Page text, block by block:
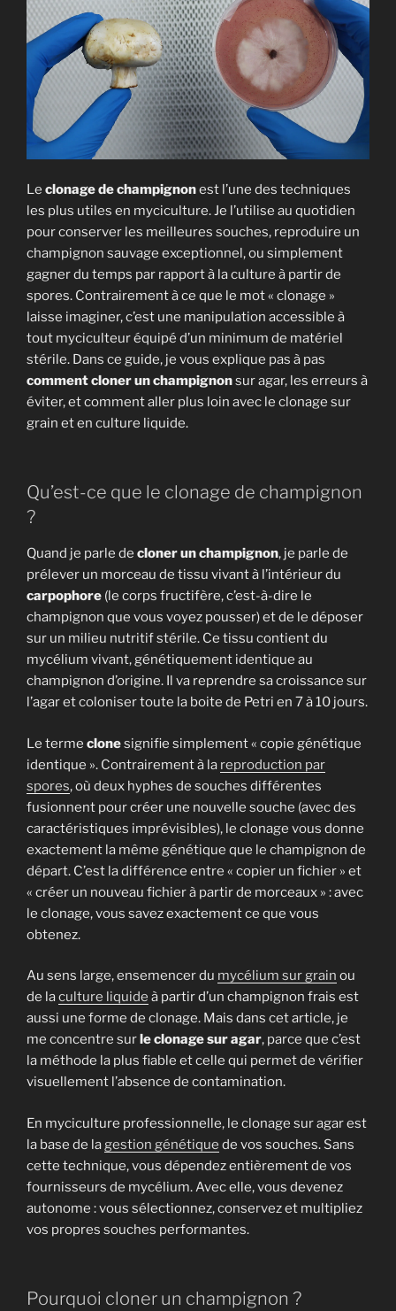
pousser
des
champignons
[Tutoriel] »
Le clonage de champignonest l’une des techniques
les plus utiles en myciculture. Je l’utilise au quotidien
pour conserver les meilleures souches, reproduire un
champignon sauvage exceptionnel, ou simplement
gagner du temps par rapport à la culture à partir de
spores. Contrairement à ce que le mot « clonage »
laisse imaginer, c’est une manipulation accessible à
tout myciculteur équipé d’un minimum de matériel
stérile. Dans ce guide, je vous explique pas à pas
comment cloner un champignonsur agar, les erreurs à
éviter, et comment aller plus loin avec le clonage sur
grain et en culture liquide.
Qu’est-ce que le clonage de champignon
?
Quand je parle de cloner un champignon, je parle de
prélever un morceau de tissu vivant à l’intérieur du
carpophore (le corps fructifère, c’est-à-dire le
champignon que vous voyez pousser) et de le déposer
sur un milieu nutritif stérile. Ce tissu contient du
mycélium vivant, génétiquement identique au
champignon d’origine. Il va reprendre sa croissance sur
l’agar et coloniser toute la boite de Petri en 7 à 10 jours.
Le terme clonesignifie simplement « copie génétique
identique ». Contrairement à la reproduction par
spores, où deux hyphes de souches différentes
fusionnent pour créer une nouvelle souche (avec des
caractéristiques imprévisibles), le clonage vous donne
exactement la même génétique que le champignon de
départ. C’est la différence entre « copier un fichier » et
« créer un nouveau fichier à partir de morceaux » : avec
le clonage, vous savez exactement ce que vous
obtenez.
Au sens large, ensemencer du mycélium sur grain ou
de laculture liquide à partir d’un champignon frais est
aussi une forme de clonage. Mais dans cet article, je
me concentre surle clonage sur agar, parce que c’est
la méthode la plus fiable et celle qui permet de vérifier
visuellement l’absence de contamination.
En myciculture professionnelle, le clonage sur agar est
la base de lagestion génétique de vos souches. Sans
cette technique, vous dépendez entièrement de vos
fournisseurs de mycélium. Avec elle, vous devenez
autonome : vous sélectionnez, conservez et multipliez
vos propres souches performantes.
Pourquoi cloner un champignon ?